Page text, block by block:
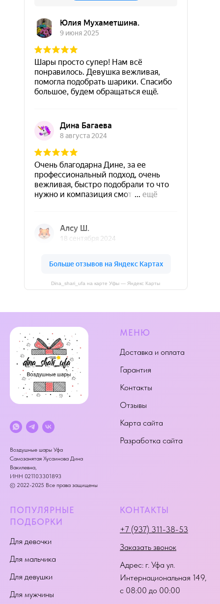
Dina_shari_ufa на карте Уфы — Яндекс Карты
Воздушные шары Уфа
Самозанятая Хусаинова Дина
Вакилевна,
ИНН 021103301893
© 2022-2025 Все права защищены
МЕНЮ
Доставка и оплата
Гарантия
Контакты
Отзывы
Карта сайта
Разработка сайта
ПОПУЛЯРНЫЕ
ПОДБОРКИ
Для девочки
Для мальчика
Для девушки
Для мужчины
КОНТАКТЫ
+7 (937) 311-38-53
Заказать звонок
Адрес: г. Уфа ул.
Интернациональная 149,
с 08:00 до 00:00